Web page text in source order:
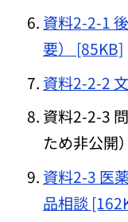
資料2-2-1
要） [85KB]
資料2-2-2
資料2-2-3
ため非公開）
資料2-3 医
品相談